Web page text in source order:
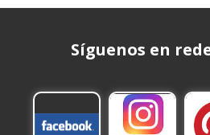
Síguenos en